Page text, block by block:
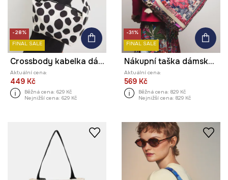
-28%
FINAL SALE
Crossbody kabelka dámská
Aktuální cena:
449 Kč
Běžná cena: 629 Kč
Nejnižší cena: 629 Kč
-31%
FINAL SALE
Nákupní taška dámská z kolekce Ilona Tambor x Medicine
Aktuální cena:
569 Kč
Běžná cena: 829 Kč
Nejnižší cena: 829 Kč